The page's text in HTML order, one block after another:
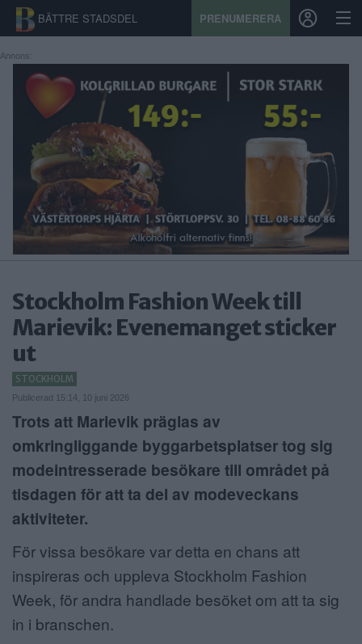
BÄTTRE STADSDEL PRENUMERERA
START
STADSDEL
PRENUMERATION
SPORT
ÅSIKTER
KONTAKT
SAMARBETEN
ANNONSERA
NÄRINGSLIV
MER
Annons:
Stockholm Fashion Week till
Marievik: Evenemanget sticker
ut
STOCKHOLM
Publicerad 15:14, 10 juni 2026
Trots att Marievik präglas av
omkringliggande byggarbetsplatser tog sig
modeintresserade besökare till området på
tisdagen för att ta del av modeveckans
aktiviteter.
För vissa besökare var detta en chans att
inspireras och uppleva Stockholm Fashion
Week, för andra handlade besöket om att ta sig
in i branschen.